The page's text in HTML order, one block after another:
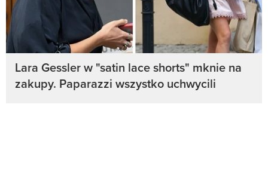
Lara Gessler w "satin lace shorts" mknie na
zakupy. Paparazzi wszystko uchwycili